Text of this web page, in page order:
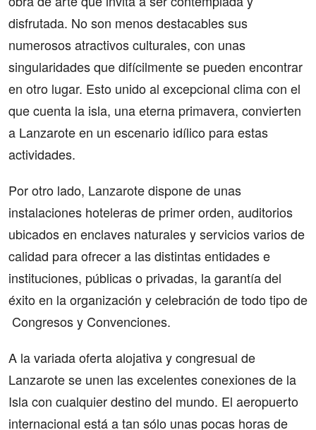
disfrutada. No son menos destacables sus
numerosos atractivos culturales, con unas
singularidades que difícilmente se pueden encontrar
en otro lugar. Esto unido al excepcional clima con el
que cuenta la isla, una eterna primavera, convierten
a Lanzarote en un escenario idílico para estas
actividades.
Por otro lado, Lanzarote dispone de unas
instalaciones hoteleras de primer orden, auditorios
ubicados en enclaves naturales y servicios varios de
calidad para ofrecer a las distintas entidades e
instituciones, públicas o privadas, la garantía del
éxito en la organización y celebración de todo tipo de
Congresos y Convenciones.
A la variada oferta alojativa y congresual de
Lanzarote se unen las excelentes conexiones de la
Isla con cualquier destino del mundo. El aeropuerto
internacional está a tan sólo unas pocas horas de